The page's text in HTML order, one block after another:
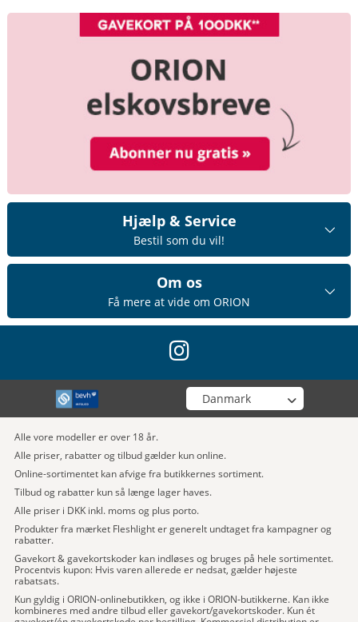
Hjælp & Service
Bestil som du vil!
Om os
Få mere at vide om ORION
instagram
Vælg din butik
Alle vore modeller er over 18 år.
Alle priser, rabatter og tilbud gælder kun online.
Online-sortimentet kan afvige fra butikkernes sortiment.
Tilbud og rabatter kun så længe lager haves.
Alle priser i DKK inkl. moms og plus porto.
Produkter fra mærket Fleshlight er generelt undtaget fra kampagner og
rabatter.
Gavekort & gavekortskoder kan indløses og bruges på hele sortimentet.
Procentvis kupon: Hvis varen allerede er nedsat, gælder højeste
rabatsats.
Kun gyldig i ORION-onlinebutikken, og ikke i ORION-butikkerne. Kan ikke
kombineres med andre tilbud eller gavekort/gavekortskoder. Kun ét